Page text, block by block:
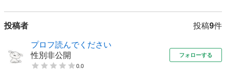
投稿者 投稿9件
プロフ読んでください
性別非公開
0.0
フォローする